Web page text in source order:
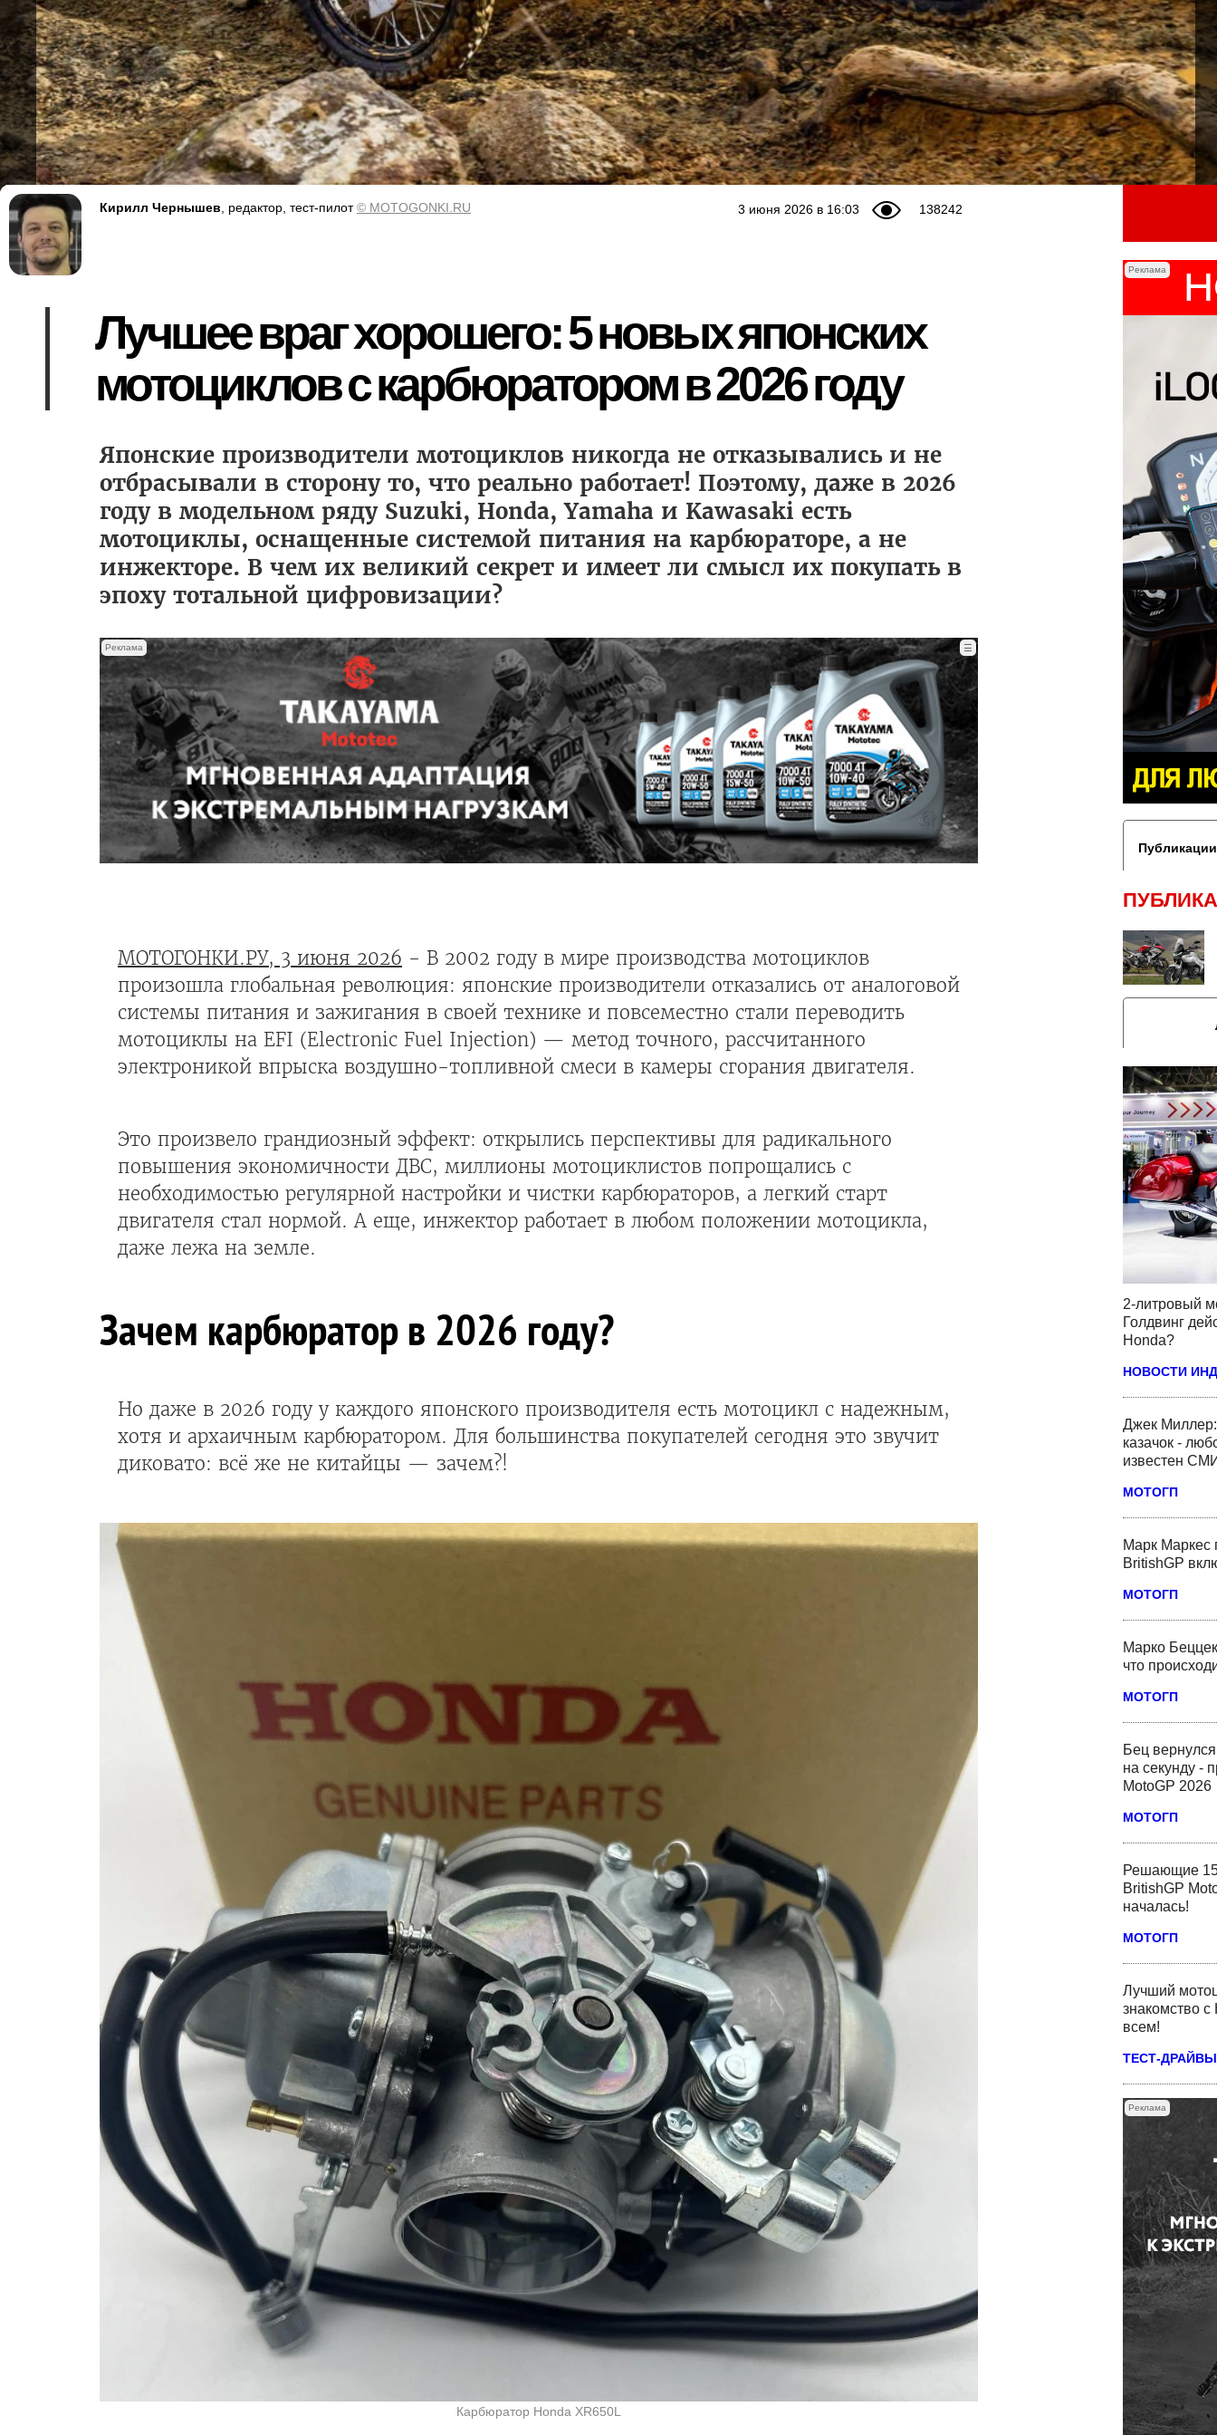
Реклама
2-литровый
Голдвинг
Honda?
НОВОСТИ
Джек Миллер:
казачок -
известен
МОТОГП
Марк Маркес
BritishGP
МОТОГП
Марко
что
МОТОГП
Бец
на секунду -
MotoGP 2026
МОТОГП
Решающие 15
BritishGP
началась!
МОТОГП
Лучший
знакомство
всем!
ТЕСТ-ДРАЙВЫ
Реклама
138242
3 июня 2026 в 16:03
Кирилл Чернышев , редактор, тест-пилот© MOTOGONKI.RU
Лучшее враг хорошего: 5 новых японских
мотоциклов с карбюратором в 2026 году
Японские производители мотоциклов никогда не отказывались и не
отбрасывали в сторону то, что реально работает! Поэтому, даже в 2026
году в модельном ряду Suzuki, Honda, Yamaha и Kawasaki есть
мотоциклы, оснащенные системой питания на карбюраторе, а не
инжекторе. В чем их великий секрет и имеет ли смысл их покупать в
эпоху тотальной цифровизации?
Реклама ☰
МОТОГОНКИ.РУ, 3 июня 2026 - В 2002 году в мире производства мотоциклов
произошла глобальная революция: японские производители отказались от аналоговой
системы питания и зажигания в своей технике и повсеместно стали переводить
мотоциклы на EFI (Electronic Fuel Injection) — метод точного, рассчитанного
электроникой впрыска воздушно-топливной смеси в камеры сгорания двигателя.
Это произвело грандиозный эффект: открылись перспективы для радикального
повышения экономичности ДВС, миллионы мотоциклистов попрощались с
необходимостью регулярной настройки и чистки карбюраторов, а легкий старт
двигателя стал нормой. А еще, инжектор работает в любом положении мотоцикла,
даже лежа на земле.
Зачем карбюратор в 2026 году?
Но даже в 2026 году у каждого японского производителя есть мотоцикл с надежным,
хотя и архаичным карбюратором. Для большинства покупателей сегодня это звучит
диковато: всё же не китайцы — зачем?!
Карбюратор Honda XR650L